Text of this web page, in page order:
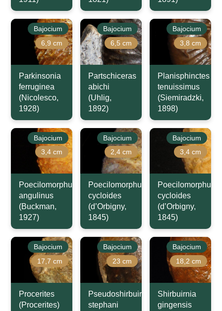
Bajocium
6,9 cm
Parkinsonia
ferruginea
(Nicolesco,
1928)
Bajocium
6,5 cm
Partschiceras
abichi
(Uhlig,
1892)
Bajocium
3,8 cm
Planisphinctes
tenuissimus
(Siemiradzki,
1898)
Bajocium
3,4 cm
Poecilomorphus
angulinus
(Buckman,
1927)
Bajocium
2,4 cm
Poecilomorphus
cycloides
(d’Orbigny,
1845)
Bajocium
3,4 cm
Poecilomorphus
cycloides
(d’Orbigny,
1845)
Bajocium
17,7 cm
Procerites
(Procerites)
Bajocium
23 cm
Pseudoshirbuirnia
stephani
Bajocium
18,2 cm
Shirbuirnia
gingensis